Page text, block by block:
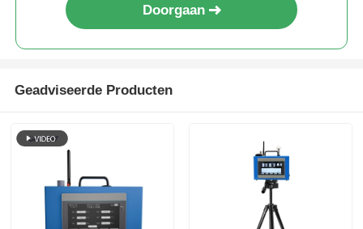
Doorgaan
Geadviseerde Producten